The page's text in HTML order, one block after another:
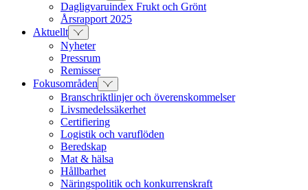
Dagligvaruindex Frukt och Grönt
Årsrapport 2025
Aktuellt
Nyheter
Pressrum
Remisser
Fokusområden
Branschriktlinjer och överenskommelser
Livsmedelssäkerhet
Certifiering
Logistik och varuflöden
Beredskap
Mat & hälsa
Hållbarhet
Näringspolitik och konkurrenskraft